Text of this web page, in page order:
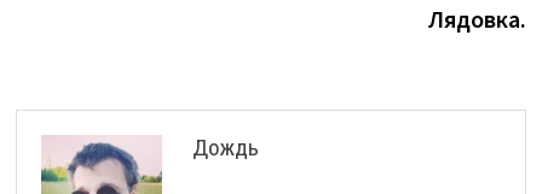
Лядовка.
Дождь